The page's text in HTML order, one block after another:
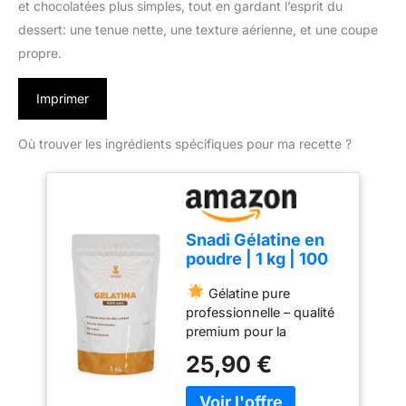
et chocolatées plus simples, tout en gardant l’esprit du
dessert: une tenue nette, une texture aérienne, et une coupe
propre.
Imprimer
Où trouver les ingrédients spécifiques pour ma recette ?
Snadi Gélatine en
poudre | 1 kg | 100
et qualité
professionnelle |
Riche en acides
aminés
précurseurs de
collagène |
Gélatine pure
professionnelle – qualité
premium pour la
nutrition saine
Gélatine 100 % pure
25,90 €